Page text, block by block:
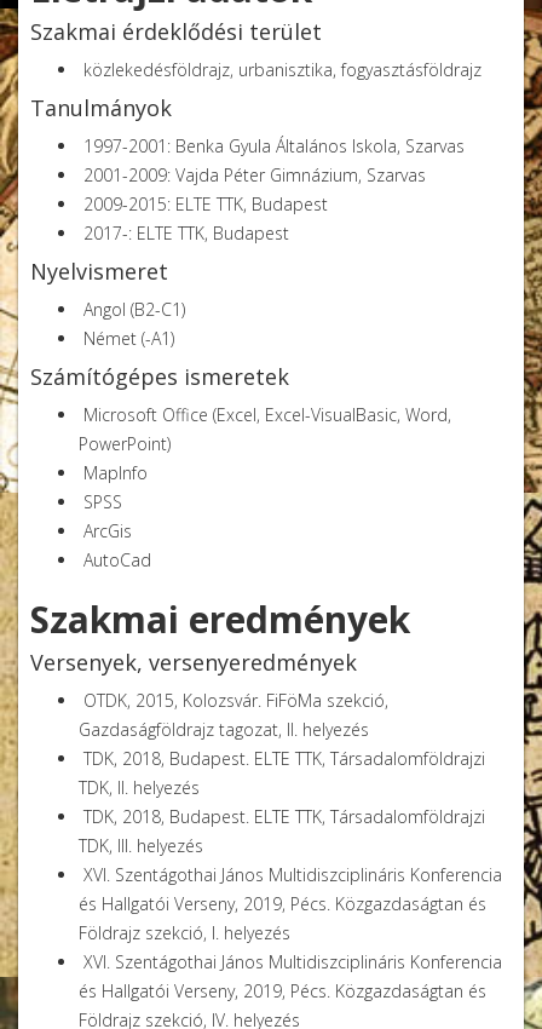
Mendöl
Mendöl
Szakmai érdeklődési terület
közlekedésföldrajz, urbanisztika, fogyasztásföldrajz
Tanulmányok
1997-2001: Benka Gyula Általános Iskola, Szarvas
2001-2009: Vajda Péter Gimnázium, Szarvas
2009-2015: ELTE TTK, Budapest
2017-: ELTE TTK, Budapest
Nyelvismeret
Angol (B2-C1)
Német (-A1)
Számítógépes ismeretek
Microsoft Office (Excel, Excel-VisualBasic, Word,
PowerPoint)
MapInfo
SPSS
ArcGis
AutoCad
Szakmai eredmények
Versenyek, versenyeredmények
OTDK, 2015, Kolozsvár. FiFöMa szekció,
Gazdaságföldrajz tagozat, II. helyezés
TDK, 2018, Budapest. ELTE TTK, Társadalomföldrajzi
TDK, II. helyezés
TDK, 2018, Budapest. ELTE TTK, Társadalomföldrajzi
TDK, III. helyezés
XVI. Szentágothai János Multidiszciplináris Konferencia
és Hallgatói Verseny, 2019, Pécs. Közgazdaságtan és
Földrajz szekció, I. helyezés
XVI. Szentágothai János Multidiszciplináris Konferencia
és Hallgatói Verseny, 2019, Pécs. Közgazdaságtan és
Földrajz szekció, IV. helyezés